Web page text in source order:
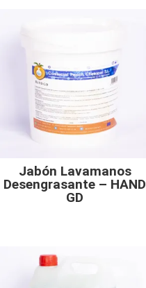
Jabón Lavamanos
Desengrasante – HAND
GD